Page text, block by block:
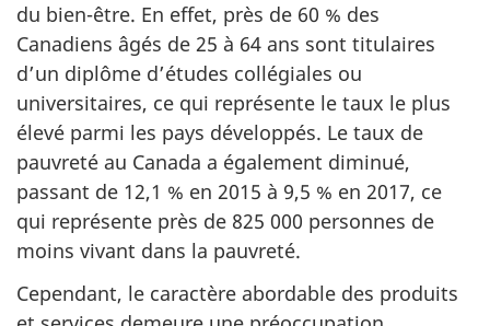
du bien-être. En effet, près de 60 % des
Canadiens âgés de 25 à 64 ans sont titulaires
d’un diplôme d’études collégiales ou
universitaires, ce qui représente le taux le plus
élevé parmi les pays développés. Le taux de
pauvreté au Canada a également diminué,
passant de 12,1 % en 2015 à 9,5 % en 2017, ce
qui représente près de 825 000 personnes de
moins vivant dans la pauvreté.
Cependant, le caractère abordable des produits